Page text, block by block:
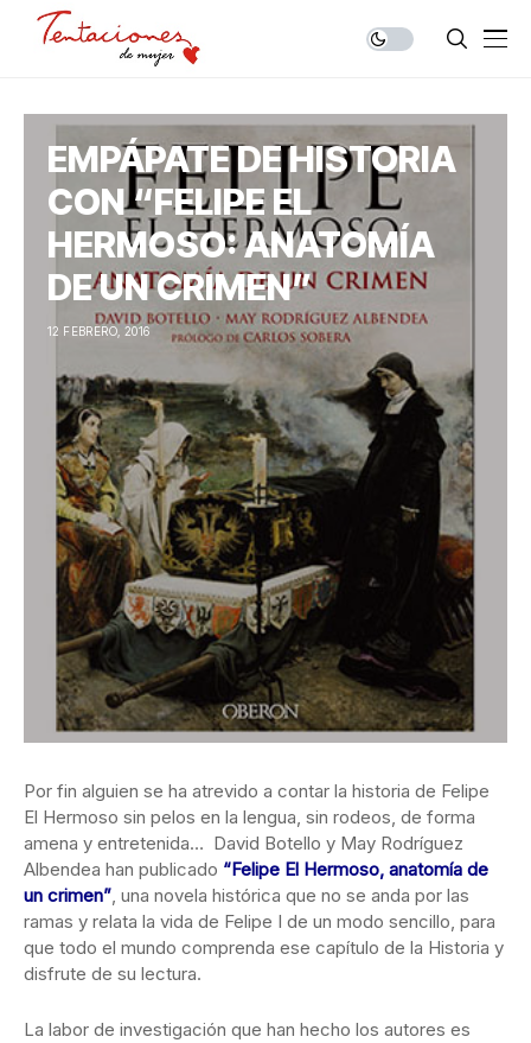
EMPÁPATE DE HISTORIA
CON “FELIPE EL
HERMOSO: ANATOMÍA
DE UN CRIMEN”
12 FEBRERO, 2016
Por fin alguien se ha atrevido a contar la historia de Felipe
El Hermoso sin pelos en la lengua, sin rodeos, de forma
amena y entretenida… David Botello y May Rodríguez
Albendea han publicado “Felipe El Hermoso, anatomía de
un crimen”, una novela histórica que no se anda por las
ramas y relata la vida de Felipe I de un modo sencillo, para
que todo el mundo comprenda ese capítulo de la Historia y
disfrute de su lectura.
La labor de investigación que han hecho los autores es